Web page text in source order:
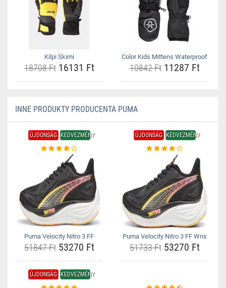
Kilpi Skimi
18708 Ft16131 Ft
Color Kids Mittens Waterproof
10842 Ft11287 Ft
INNE PRODUKTY PRODUCENTA PUMA
ÚJDONSÁG KEDVEZMÉNY
Puma Velocity Nitro 3 FF
51847 Ft53270 Ft
ÚJDONSÁG KEDVEZMÉNY
Puma Velocity Nitro 3 FF Wns
51733 Ft53270 Ft
ÚJDONSÁG KEDVEZMÉNY